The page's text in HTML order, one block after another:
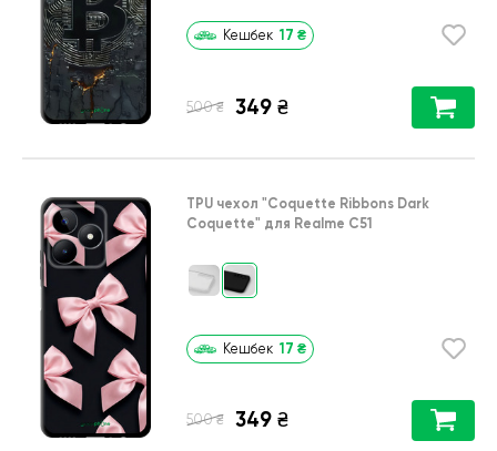
Кешбек 17 ₴
500 ₴ 349 ₴
TPU чехол "Coquette Ribbons Dark
Coquette" для Realme C51
Кешбек 17 ₴
500 ₴ 349 ₴